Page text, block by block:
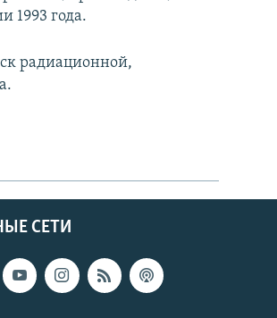
1993 года.
радиационной,
СЕТИ